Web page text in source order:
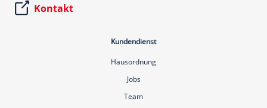
Kontakt
Kundendienst
Hausordnung
Jobs
Team